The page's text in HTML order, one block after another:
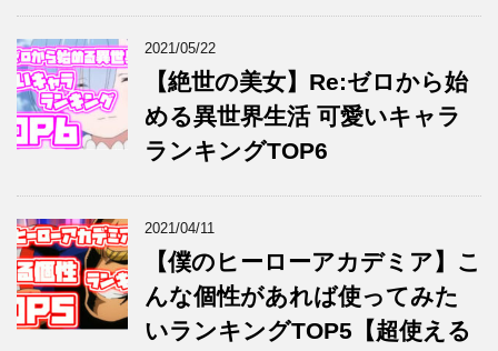
2021/05/22
【絶世の美女】Re:ゼロから始
める異世界生活 可愛いキャラ
ランキングTOP6
2021/04/11
【僕のヒーローアカデミア】こ
んな個性があれば使ってみた
いランキングTOP5【超使える